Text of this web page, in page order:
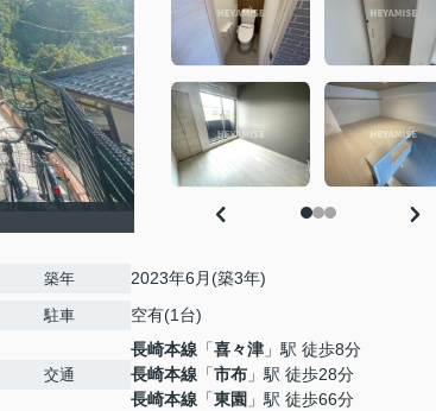
築年 2023年6月(築3年)
駐車 空有(1台)
交通
長崎本線 「喜々津 」駅 徒歩8分
長崎本線 「市布 」駅 徒歩28分
長崎本線 「東園 」駅 徒歩66分